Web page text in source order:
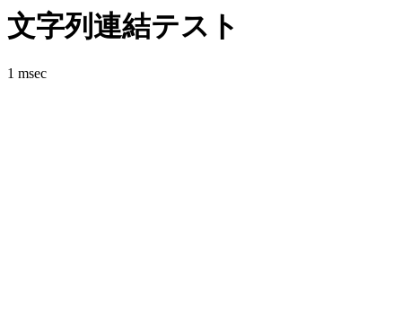
文字列連結テスト
1 msec